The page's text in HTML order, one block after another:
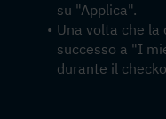
su "Applica".
Una volta che la
successo a "I
durante il